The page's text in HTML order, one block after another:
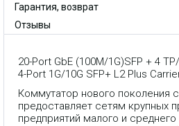
Гарантия, возврат
Отзывы
20-Port GbE (100M/1G)SFP + 4
4-Port 1G/10G SFP+ L2 Plus
Коммутатор нового поколения
предоставляет сетям крупных
предприятий малого и